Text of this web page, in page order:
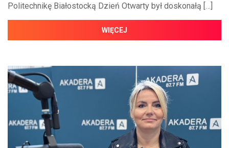
Politechnikę Białostocką Dzień Otwarty był doskonałą […]
WIĘCEJ